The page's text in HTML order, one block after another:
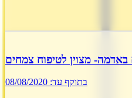
באדמה- מצוין לטיפוח צמחים
בתוקף עד: 08/08/2020